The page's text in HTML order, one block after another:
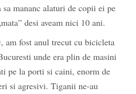
sa mananc alaturi de copii ei pe
desi aveam nici 10 ani.
am fost anul trecut cu bicicleta
unde era plin de masini
pe la porti si caini, enorm de
si agresivi. Tiganii ne-au